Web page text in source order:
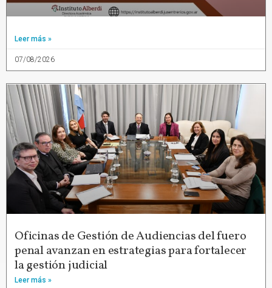
Leer más »
07/08/2026
Oficinas de Gestión de Audiencias del fuero
penal avanzan en estrategias para fortalecer
la gestión judicial
Leer más »